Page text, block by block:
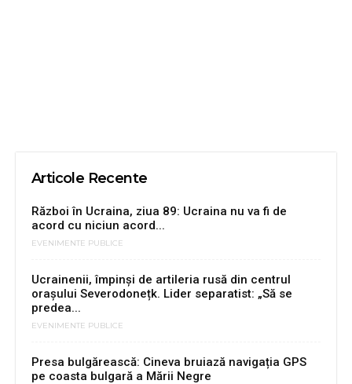
Articole Recente
Război în Ucraina, ziua 89: Ucraina nu va fi de
acord cu niciun acord...
EVENIMENTE PUBLICE
Ucrainenii, împinși de artileria rusă din centrul
orașului Severodonețk. Lider separatist: „Să se
predea...
EVENIMENTE PUBLICE
Presa bulgărească: Cineva bruiază navigația GPS
pe coasta bulgară a Mării Negre